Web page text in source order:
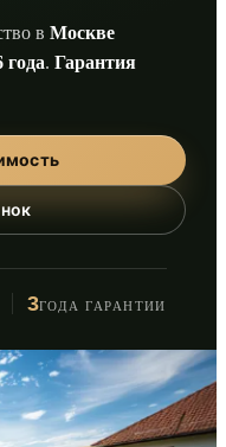
в Москве
года. Гарантия
3ГОДА ГАРАНТИИ